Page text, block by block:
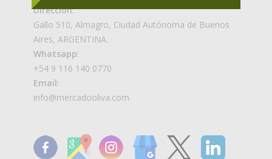
Dirección:
Gallo 510, Almagro, Ciudad Autónoma de Buenos
Aires, ARGENTINA.
Whatsapp:
+54 9 116 140 0770
Email:
info@mercadooliva.com